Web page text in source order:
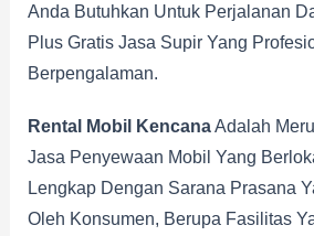
Anda Butuhkan Untuk Perjalanan
Plus Gratis Jasa Supir Yang
Berpengalaman.
Rental Mobil KencanaAdalah
Jasa Penyewaan Mobil Yang
Lengkap Dengan Sarana Prasana
Oleh Konsumen, Berupa Fasilitas